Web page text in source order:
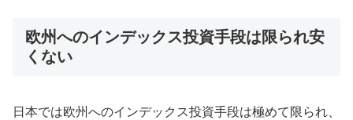
欧州へのインデックス投資手段は限られ安
くない
日本では欧州へのインデックス投資手段は極めて限られ、